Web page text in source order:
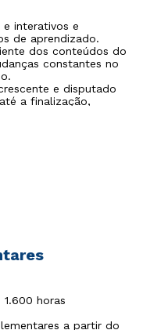
e interativos e
de aprendizado.
dos conteúdos do
constantes no
e disputado
a finalização,
edição, pós-
horas
a partir do